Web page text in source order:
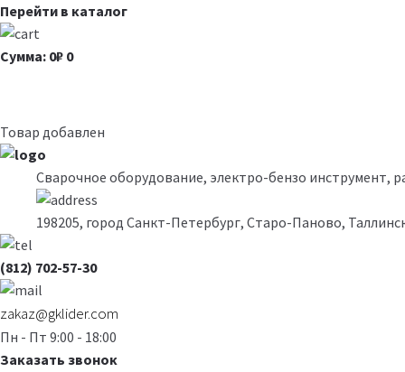
Перейти в каталог
Сумма: 0₽ 0
Товар добавлен
Сварочное оборудование, электро-бензо инструмент,
198205, город Санкт-Петербург, Старо-Паново,
(812) 702-57-30
zakaz@gklider.com
Пн - Пт 9:00 - 18:00
Заказать звонок